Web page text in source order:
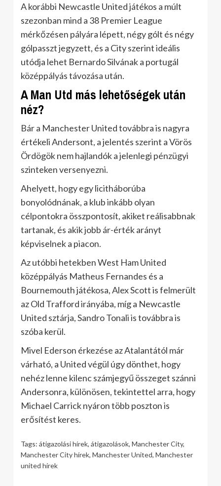
A korábbi Newcastle United játékos a múlt
szezonban mind a 38 Premier League
mérkőzésen pályára lépett, négy gólt és négy
gólpasszt jegyzett, és a City szerint ideális
utódja lehet Bernardo Silvának a portugál
középpályás távozása után.
A Man Utd más lehetőségek után
néz?
Bár a Manchester United továbbra is nagyra
értékeli Andersont, a jelentés szerint a Vörös
Ördögök nem hajlandók a jelenlegi pénzügyi
szinteken versenyezni.
Ahelyett, hogy egy licitháborúba
bonyolódnának, a klub inkább olyan
célpontokra összpontosít, akiket reálisabbnak
tartanak, és akik jobb ár-érték arányt
képviselnek a piacon.
Az utóbbi hetekben West Ham United
középpályás Matheus Fernandes és a
Bournemouth játékosa, Alex Scott is felmerült
az Old Trafford irányába, míg a Newcastle
United sztárja, Sandro Tonali is továbbra is
szóba kerül.
Mivel Ederson érkezése az Atalantától már
várható, a United végül úgy dönthet, hogy
nehéz lenne kilenc számjegyű összeget szánni
Andersonra, különösen, tekintettel arra, hogy
Michael Carrick nyáron több poszton is
erősítést keres.
Tags: átigazolási hírek, átigazolások, Manchester City,
Manchester City hírek, Manchester United, Manchester
united hírek